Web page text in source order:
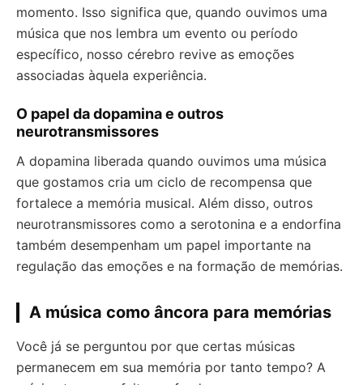
momento. Isso significa que, quando ouvimos uma
música que nos lembra um evento ou período
específico, nosso cérebro revive as emoções
associadas àquela experiência.
O papel da dopamina e outros
neurotransmissores
A dopamina liberada quando ouvimos uma música
que gostamos cria um ciclo de recompensa que
fortalece a memória musical. Além disso, outros
neurotransmissores como a serotonina e a endorfina
também desempenham um papel importante na
regulação das emoções e na formação de memórias.
A música como âncora para memórias
Você já se perguntou por que certas músicas
permanecem em sua memória por tanto tempo? A